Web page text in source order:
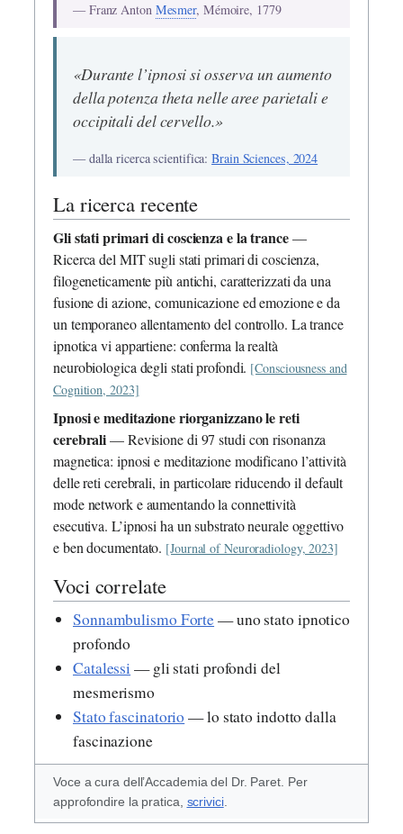
— Franz Anton Mesmer, Mémoire, 1779
«Durante l’ipnosi si osserva un aumento
della potenza theta nelle aree parietali e
occipitali del cervello.»
— dalla ricerca scientifica:Brain Sciences, 2024
La ricerca recente
Gli stati primari di coscienza e la trance—
Ricerca del MIT sugli stati primari di coscienza,
filogeneticamente più antichi, caratterizzati da una
fusione di azione, comunicazione ed emozione e da
un temporaneo allentamento del controllo. La trance
ipnotica vi appartiene: conferma la realtà
neurobiologica degli stati profondi. [Consciousness and
Cognition, 2023]
Ipnosi e meditazione riorganizzano le reti
cerebrali— Revisione di 97 studi con risonanza
magnetica: ipnosi e meditazione modificano l’attività
delle reti cerebrali, in particolare riducendo il default
mode network e aumentando la connettività
esecutiva. L’ipnosi ha un substrato neurale oggettivo
e ben documentato. [Journal of Neuroradiology, 2023]
Voci correlate
Sonnambulismo Forte— uno stato ipnotico
profondo
Catalessi — gli stati profondi del
mesmerismo
Stato fascinatorio — lo stato indotto dalla
fascinazione
Voce a cura dell’Accademia del Dr. Paret. Per
approfondire la pratica, scrivici.